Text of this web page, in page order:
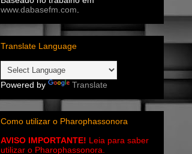
www.dabasefm.com
Translate Language
Powered by Translate
Como utilizar o Pharophassonora
AVISO IMPORTANTE! Leia para saber
utilizar o Pharophassonora.